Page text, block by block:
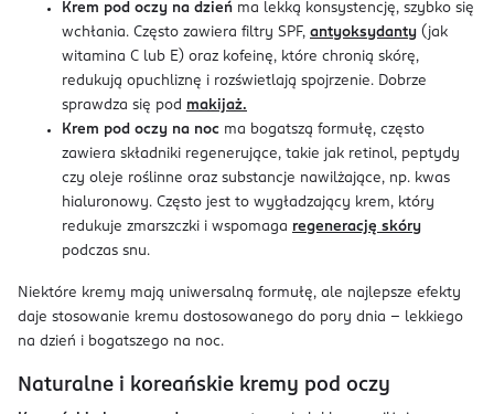
Krem pod oczy na dzień ma lekką konsystencję, szybko się
wchłania. Często zawiera filtry SPF, antyoksydanty (jak
witamina C lub E) oraz kofeinę, które chronią skórę,
redukują opuchliznę i rozświetlają spojrzenie. Dobrze
sprawdza się pod makijaż.
Krem pod oczy na noc ma bogatszą formułę, często
zawiera składniki regenerujące, takie jak retinol, peptydy
czy oleje roślinne oraz substancje nawilżające, np. kwas
hialuronowy. Często jest to wygładzający krem, który
redukuje zmarszczki i wspomaga regenerację skóry
podczas snu.
Niektóre kremy mają uniwersalną formułę, ale najlepsze efekty
daje stosowanie kremu dostosowanego do pory dnia – lekkiego
na dzień i bogatszego na noc.
Naturalne i koreańskie kremy pod oczy